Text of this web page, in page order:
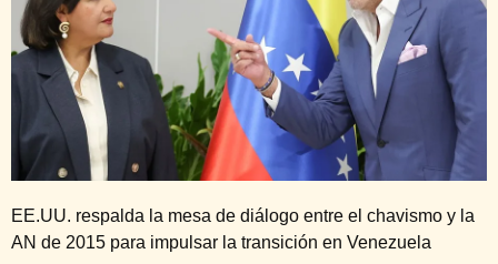
EE.UU. respalda la mesa de diálogo entre el chavismo y la
AN de 2015 para impulsar la transición en Venezuela